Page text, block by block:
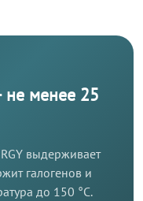
менее 25
выдерживает
галогенов и
до 150 °C.